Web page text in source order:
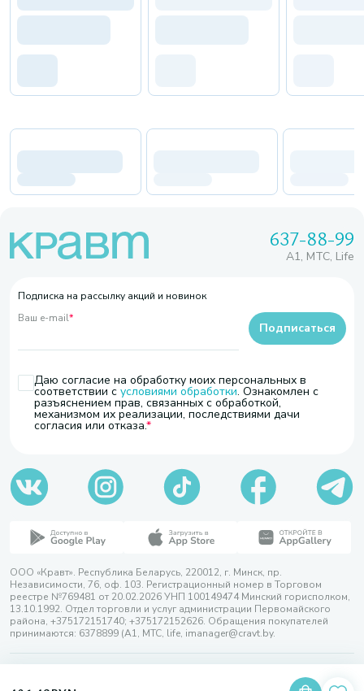
637-88-99
A1, МТС, Life
Подписка на рассылку акций и новинок
Ваш e-mail*
Даю согласие на обработку моих персональных в
соответствии с условиями обработки. Ознакомлен с
разъяснением прав, связанных с обработкой,
механизмом их реализации, последствиями дачи
согласия или отказа.
Подписаться
ООО «Кравт». Республика Беларусь, 220012, г. Минск, пр.
Независимости, 76, оф. 103. Регистрационный номер в Торговом
реестре №769481 от 20.02.2026 УНП 100149474 Минский горисполком,
13.10.1992. Отдел торговли и услуг администрации Первомайского
района, +375172151740; +375172152626. Обращения покупателей
принимаются: 6378899 (А1, МТС, life, imanager@cravt.by.